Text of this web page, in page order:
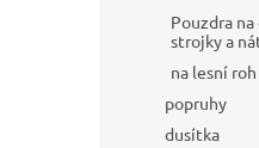
Pouzdra
strojky a
na lesní roh
popruhy
dusítka